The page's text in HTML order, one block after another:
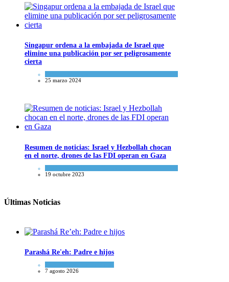
Singapur ordena a la embajada de Israel que
elimine una publicación por ser peligrosamente
cierta
25 marzo 2024
Resumen de noticias: Israel y Hezbollah chocan
en el norte, drones de las FDI operan en Gaza
19 octubre 2023
Últimas Noticias
Parashá Re'eh: Padre e hijos
7 agosto 2026